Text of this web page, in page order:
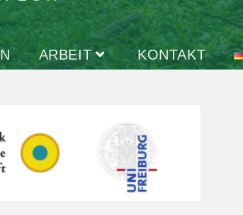
ARBEIT KONTAKT